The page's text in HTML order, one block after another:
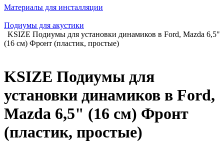
Материалы для инсталляции
Подиумы для акустики
KSIZE Подиумы для установки динамиков в Ford, Mazda 6,5"
(16 см) Фронт (пластик, простые)
KSIZE Подиумы для
установки динамиков в Ford,
Mazda 6,5" (16 см) Фронт
(пластик, простые)